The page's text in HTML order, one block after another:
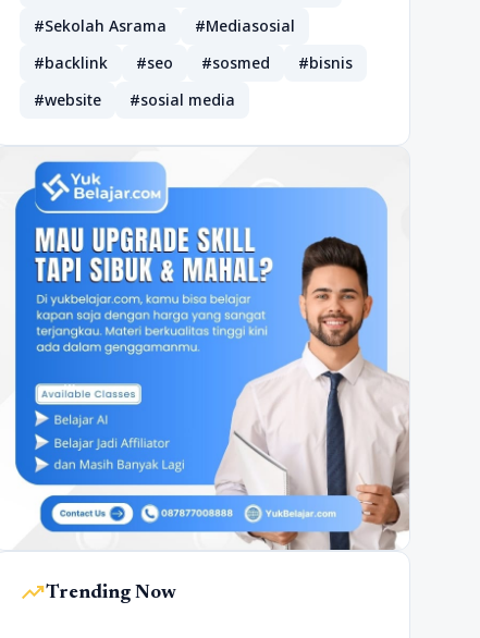
#Sekolah Asrama
#Mediasosial
#backlink
#seo #sosmed
#bisnis
#website
#sosial media
trending_upTrending Now